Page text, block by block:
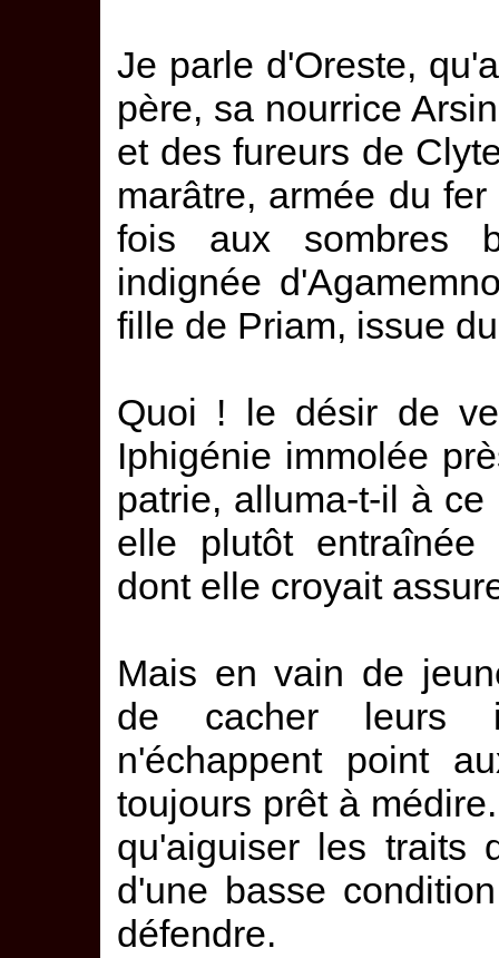
Je parle d'Oreste,
père, sa nourrice
et des fureurs de
marâtre, armée du
fois aux sombres
indignée
fille de Priam, issue
Quoi ! le désir de
Iphigénie immolée
patrie, alluma-t-il à
elle plutôt entraînée
dont elle croyait
Mais en vain de
de cacher leurs
n'échappent point
toujours prêt à
qu'aiguiser les traits
d'une basse
défendre.